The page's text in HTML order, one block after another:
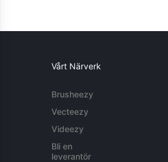
Vårt Närverk
Brusheezy
Vecteezy
Videezy
Bli en
leverantör